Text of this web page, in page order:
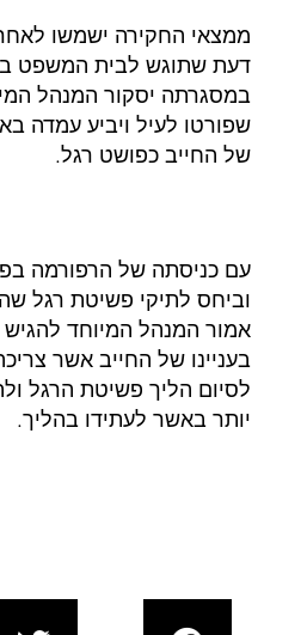
ממצאי החקירה ישמשו
דעת שתוגש לבית המשפט
במסגרתה יסקור המנהל
שפורטו לעיל ויביע עמדה
של החייב כפושט רגל.
עם כניסתה של הרפורמה
וביחס לתיקי פשיטת רגל
אמור המנהל המיוחד להגיש
בעניינו של החייב אשר
לסיום הליך פשיטת הרגל
יותר באשר לעתידו בהליך.